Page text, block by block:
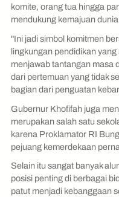
komite, orang tua hingga
mendukung kemajuan
"Ini jadi simbol komitmen
lingkungan pendidikan
menjawab tantangan masa
dari pertemuan yang tidak
bagian dari penguatan
Gubernur Khofifah juga
merupakan salah satu
karena Proklamator RI
pejuang kemerdekaan
Selain itu sangat banyak
posisi penting di berbagai
patut menjadi kebanggaan